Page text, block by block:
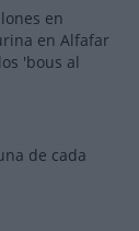
en
en Alfafar
'bous al
de cada